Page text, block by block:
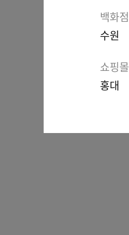
백화점
수원
쇼핑몰
홍대